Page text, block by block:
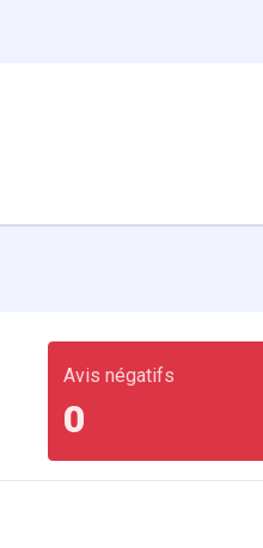
Avis négatifs
0